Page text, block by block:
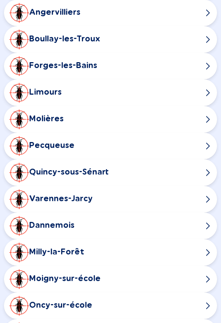
Angervilliers
Boullay-les-Troux
Forges-les-Bains
Limours
Molières
Pecqueuse
Quincy-sous-Sénart
Varennes-Jarcy
Dannemois
Milly-la-Forêt
Moigny-sur-école
Oncy-sur-école